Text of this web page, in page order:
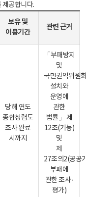
제공합니다.
보유 및
이용기간
관련 근거
당해 연도
종합청렴도
조사 완료
시까지
「부패방지
및
국민권익위원
설치와
운영에
관한
법률」 제
12조(기능)
및
제
27조의2(공공
부패에
관한 조사·
평가)